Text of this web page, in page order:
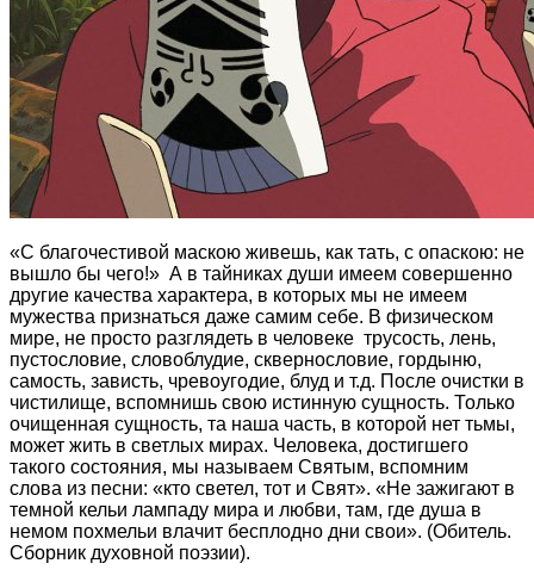
«С благочестивой маскою живешь, как тать, с опаскою: не
вышло бы чего!» А в тайниках души имеем совершенно
другие качества характера, в которых мы не имеем
мужества признаться даже самим себе. В физическом
мире, не просто разглядеть в человеке трусость, лень,
пустословие, словоблудие, сквернословие, гордыню,
самость, зависть, чревоугодие, блуд и т.д. После очистки в
чистилище, вспомнишь свою истинную сущность. Только
очищенная сущность, та наша часть, в которой нет тьмы,
может жить в светлых мирах. Человека, достигшего
такого состояния, мы называем Святым, вспомним
слова из песни: «кто светел, тот и Свят». «Не зажигают в
темной кельи лампаду мира и любви, там, где душа в
немом похмельи влачит бесплодно дни свои». (Обитель.
Сборник духовной поэзии).